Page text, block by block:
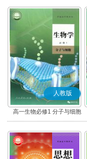
人教版
高一生物必修1 分子与细胞